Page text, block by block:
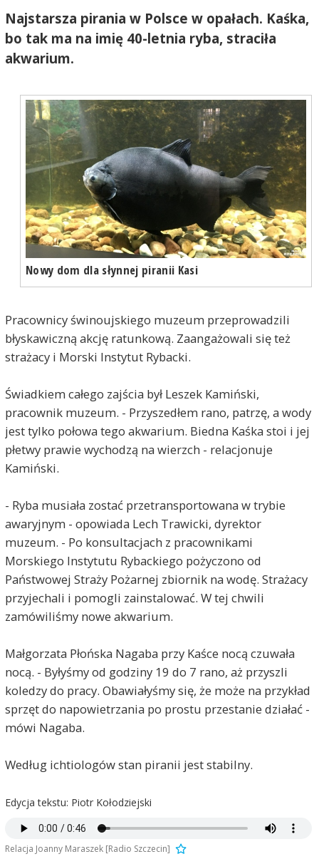
Najstarsza pirania w Polsce w opałach. Kaśka,
bo tak ma na imię 40-letnia ryba, straciła
akwarium.
Nowy dom dla słynnej piranii Kasi
Pracownicy świnoujskiego muzeum przeprowadzili
błyskawiczną akcję ratunkową. Zaangażowali się też
strażacy i Morski Instytut Rybacki.
Świadkiem całego zajścia był Leszek Kamiński,
pracownik muzeum. - Przyszedłem rano, patrzę, a wody
jest tylko połowa tego akwarium. Biedna Kaśka stoi i jej
płetwy prawie wychodzą na wierzch - relacjonuje
Kamiński.
- Ryba musiała zostać przetransportowana w trybie
awaryjnym - opowiada Lech Trawicki, dyrektor
muzeum. - Po konsultacjach z pracownikami
Morskiego Instytutu Rybackiego pożyczono od
Państwowej Straży Pożarnej zbiornik na wodę. Strażacy
przyjechali i pomogli zainstalować. W tej chwili
zamówiliśmy nowe akwarium.
Małgorzata Płońska Nagaba przy Kaśce nocą czuwała
nocą. - Byłyśmy od godziny 19 do 7 rano, aż przyszli
koledzy do pracy. Obawiałyśmy się, że może na przykład
sprzęt do napowietrzania po prostu przestanie działać -
mówi Nagaba.
Według ichtiologów stan piranii jest stabilny.
Edycja tekstu: Piotr Kołodziejski
Relacja Joanny Maraszek [Radio Szczecin]